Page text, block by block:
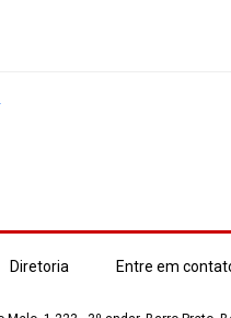
Diretoria Entre em